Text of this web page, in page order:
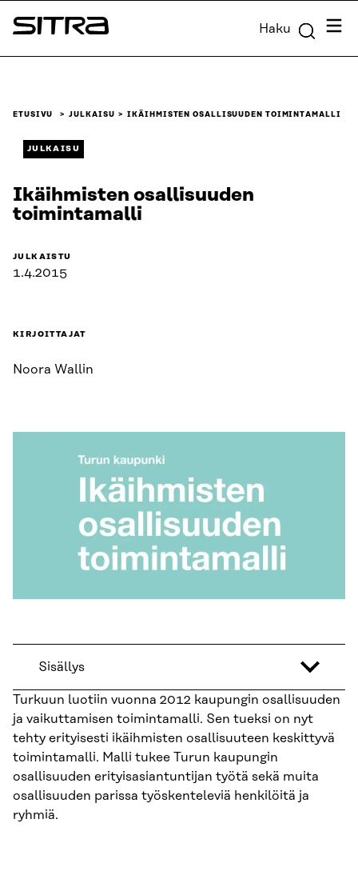
Siirry
suoraan
Sitra Haku
ETUSIVU JULKAISU IKÄIHMISTEN OSALLISUUDEN TOIMINTAMALLI
JULKAISU
Ikäihmisten osallisuuden
toimintamalli
JULKAISTU
1.4.2015
KIRJOITTAJAT
Noora Wallin
Sisällys
Turkuun luotiin vuonna 2012 kaupungin osallisuuden
ja vaikuttamisen toimintamalli. Sen tueksi on nyt
tehty erityisesti ikäihmisten osallisuuteen keskittyvä
toimintamalli. Malli tukee Turun kaupungin
osallisuuden erityisasiantuntijan työtä sekä muita
osallisuuden parissa työskenteleviä henkilöitä ja
ryhmiä.